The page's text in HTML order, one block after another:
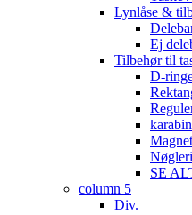
Lynlåse &
Ej
Tilbehør til
D-
SE
column 5
Div.